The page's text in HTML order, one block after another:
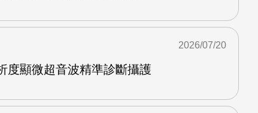
度顯微超音波精準診斷攝護
2026/07/20